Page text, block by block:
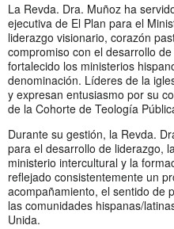
La Revda. Dra. Muñoz ha
ejecutiva de El Plan para el
liderazgo visionario, corazón
compromiso con el desarrollo
fortalecido los ministerios
denominación. Líderes de la
y expresan entusiasmo por su
de la Cohorte de Teología
Durante su gestión, la Revda.
para el desarrollo de liderazgo,
ministerio intercultural y la
reflejado consistentemente un
acompañamiento, el sentido de
las comunidades hispanas/
Unida.